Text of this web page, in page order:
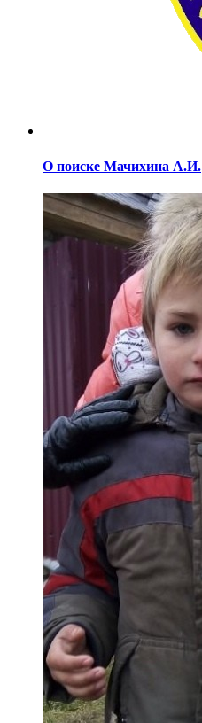
О поиске Мачихина А.И.